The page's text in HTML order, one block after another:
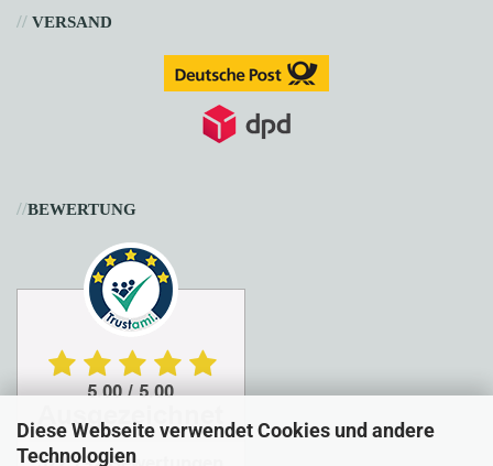
Diese Webseite verwendet Cookies und andere
Technologien
// VERSAND
//BEWERTUNG